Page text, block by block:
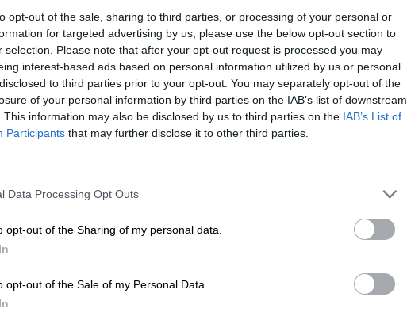
opt-out of the sale, sharing to third parties, or processing of your personal or
for targeted advertising by us, please use the below opt-out section to
selection. Please note that after your opt-out request is processed you may
interest-based ads based on personal information utilized by us or personal
to third parties prior to your opt-out. You may separately opt-out of the
of your personal information by third parties on the IAB’s list of downstream
This information may also be disclosed by us to third parties on the IAB’s List of
Participants that may further disclose it to other third parties.
Data Processing Opt Outs
opt-out of the Sharing of my personal data.
opt-out of the Sale of my Personal Data.
produktu: Filtr prywatności notebooka
wielkość ekranu
15,6" szeroki
o kompatybilnosci
Lenovo ThinkBook 15 G2 ITL 20VE
Lenovo ThinkPad E15 Gen 2 20T8, 20T9, 20TE